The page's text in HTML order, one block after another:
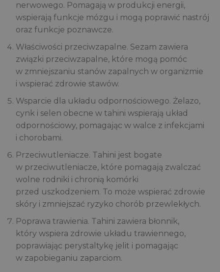
nerwowego. Pomagają w produkcji energii,
wspierają funkcje mózgu i mogą poprawić nastrój
oraz funkcje poznawcze.
Właściwości przeciwzapalne. Sezam zawiera
związki przeciwzapalne, które mogą pomóc
w zmniejszaniu stanów zapalnych w organizmie
i wspierać zdrowie stawów.
Wsparcie dla układu odpornościowego. Żelazo,
cynk i selen obecne w tahini wspierają układ
odpornościowy, pomagając w walce z infekcjami
i chorobami.
Przeciwutleniacze. Tahini jest bogate
w przeciwutleniacze, które pomagają zwalczać
wolne rodniki i chronią komórki
przed uszkodzeniem. To może wspierać zdrowie
skóry i zmniejszać ryzyko chorób przewlekłych.
Poprawa trawienia. Tahini zawiera błonnik,
który wspiera zdrowie układu trawiennego,
poprawiając perystaltykę jelit i pomagając
w zapobieganiu zaparciom.